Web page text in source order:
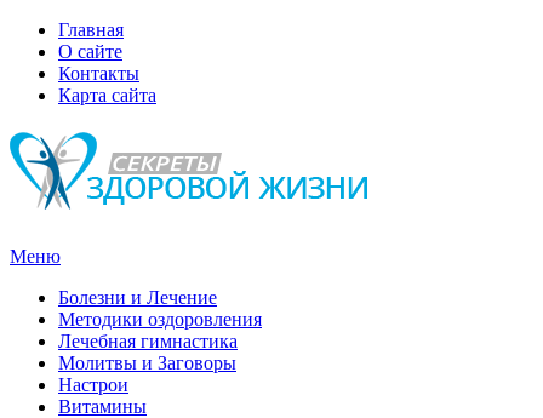
Главная
О сайте
Контакты
Карта сайта
Меню
Болезни и Лечение
Методики оздоровления
Лечебная гимнастика
Молитвы и Заговоры
Настрои
Витамины